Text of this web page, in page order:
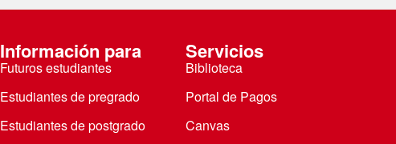
Información para
Futuros estudiantes
Estudiantes de pregrado
Estudiantes de postgrado
Servicios
Biblioteca
Portal de Pagos
Canvas